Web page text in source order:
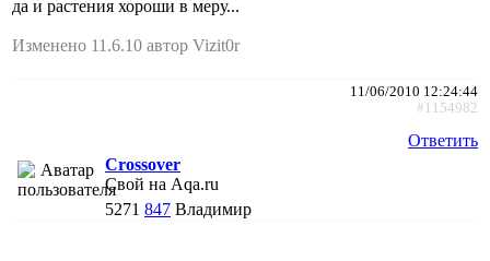
да и растения хороши в меру...
Изменено 11.6.10 автор Vizit0r
11/06/2010 12:24:44
#1154982
Ответить
Crossover
Свой на Aqa.ru
5271 847 Владимир